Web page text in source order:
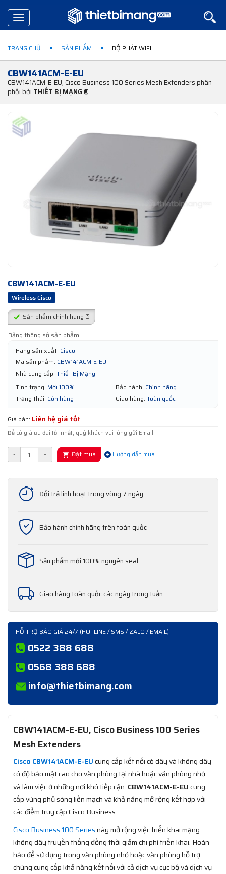
Toggle
navigation
TRANG CHỦ SẢN PHẨM BỘ PHÁT WIFI
CBW141ACM-E-EU
CBW141ACM-E-EU, Cisco Business 100 Series Mesh Extenders phân
phối bởi THIẾT BỊ MẠNG ®
CBW141ACM-E-EU
Wireless Cisco
Sản phẩm chính hãng ®
Bảng thông số sản phẩm:
Hãng sản xuất: Cisco
Mã sản phẩm: CBW141ACM-E-EU
Nhà cung cấp: Thiết Bị Mạng
Tình trạng: Mới 100% Bảo hành: Chính hãng
Trạng thái: Còn hàng Giao hàng: Toàn quốc
Giá bán: Liên hệ giá tốt
Để có giá ưu đãi tốt nhất, quý khách vui lòng gửi Email!
- + Đặt mua Hướng dẫn mua
Đổi trả linh hoạt trong vòng 7 ngày
Bảo hành chính hãng trên toàn quốc
Sản phẩm mới 100% nguyên seal
Giao hàng toàn quốc các ngày trong tuần
HỖ TRỢ BÁO GIÁ 24/7 (HOTLINE / SMS / ZALO / EMAIL)
0522 388 688
0568 388 688
info@thietbimang.com
CBW141ACM-E-EU, Cisco Business 100 Series
Mesh Extenders
Cisco CBW141ACM-E-EUcung cấp kết nối có dây và không dây
có độ bảo mật cao cho văn phòng tại nhà hoặc văn phòng nhỏ
và làm việc ở những nơi khó tiếp cận. CBW141ACM-E-EUcung
cấp vùng phủ sóng liền mạch và khả năng mở rộng kết hợp với
các điểm truy cập Cisco Business.
Cisco Business 100 Seriesnày mở rộng việc triển khai mạng
không dây truyền thống đồng thời giảm chi phí triển khai. Hoàn
hảo để sử dụng trong văn phòng nhỏ hoặc văn phòng hỗ trợ,
chúng cung cấp khả năng kết nối với cả dịch vụ cục bộ và dịch vụ